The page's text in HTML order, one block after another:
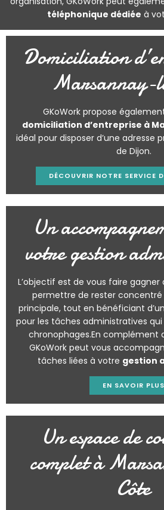
téléphonique dédiée à
Domiciliation
Marsannay-
GKoWork propose
domiciliation d’entreprise à
idéal pour disposer d’une adresse
de Dijon.
DÉCOUVRIR NOTRE SERVICE
Un
votre gestion
L’objectif est de vous faire
permettre de rester
principale, tout en bénéficiant
pour les tâches administratives
chronophages.En complément
GKoWork peut vous
tâches liées à votre gestion
EN SAVOIR PLUS
Un espace de
complet à
Côte